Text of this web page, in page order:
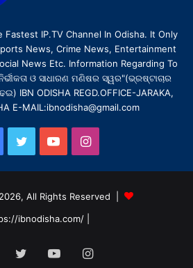
Fastest IP.TV Channel In Odisha. It Only
News, Crime News, Entertainment
News Etc. Information Regarding To
ଓ ସାଧାରଣ ମଣିଷର ସ୍ୱର"(ଭ୍ରଷ୍ଟାଚାର
IBN ODISHA REGD.OFFICE-JARAKA,
E-MAIL:ibnodisha@gmail.com
TwitterYouTubeInstagram
All Rights Reserved |
ibnodisha.com/
TwitterYouTubeInstagram